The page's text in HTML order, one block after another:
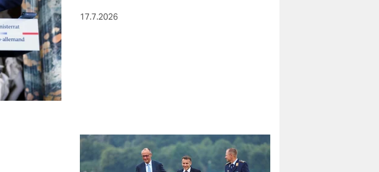
17.7.2026